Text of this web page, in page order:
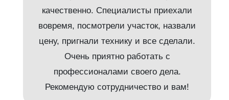
качественно. Специалисты приехали
вовремя, посмотрели участок, назвали
цену, пригнали технику и все сделали.
Очень приятно работать с
профессионалами своего дела.
Рекомендую сотрудничество и вам!